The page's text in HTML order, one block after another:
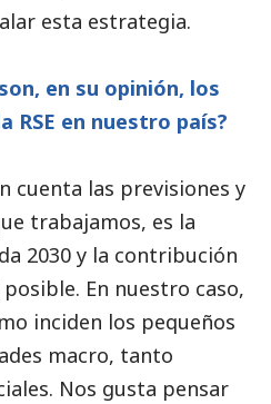
esta estrategia.
en su opinión, los
RSE en nuestro país?
cuenta las previsiones y
trabajamos, es la
2030 y la contribución
En nuestro caso,
inciden los pequeños
macro, tanto
Nos gusta pensar